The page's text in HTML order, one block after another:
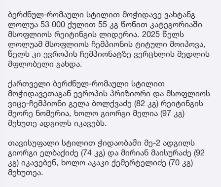
ბერძნულ-რომაული სტილით მოჭიდავე ვახტანგ
ლოლუა 53 000 ქულით 55 კგ წონით კატეგორიაში
მსოფლიოს რეიტინგის ლიდერია. 2025 წელს
ლოლუამ მსოფლიოს ჩემპიონის ტიტული მოიპოვა,
წელს კი ევროპის ჩემპიონატზე ვერცხლის მედლის
მფლობელი გახდა.
ქართველი ბერძნულ-რომაული სტილით
მოჭიდავეთაგან ევროპის პრიზიორი და მსოფლიოს
ვიცე-ჩემპიონი გელა ბოლქვაძე (82 კგ) რეიტინგის
მეორე ნომერია, ხოლო გიორგი მელია (97 კგ)
მეხუთე ადგილს იკავებს.
თავისუფალი სტილით ჭიდაობაში მე-2 ადგილს
გიორგი ელბაქიძე (74 კგ) და მირიან მაისურაძე (92
კგ) იკავებენ, ხოლო აკაკი ქემერტელიძე (70 კგ)
მეხუთეა.